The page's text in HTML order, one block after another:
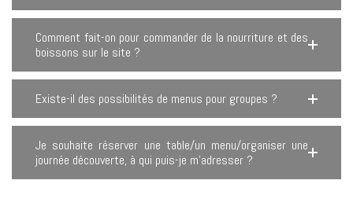
Comment fait-on pour commander de la nourriture et des
boissons sur le site ?
Existe-il des possibilités de menus pour groupes ?
Je souhaite réserver une table/un menu/organiser une
journée découverte, à qui puis-je m’adresser ?